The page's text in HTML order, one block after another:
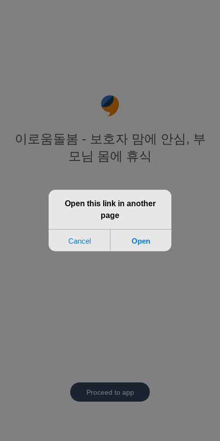
이로움돌봄 - 보호자 맘에 안심, 부
모님 몸에 휴식
Proceed to app